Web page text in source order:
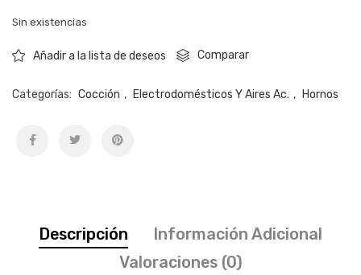
Sin existencias
Añadir a la lista de deseos Comparar
Categorías: Cocción , Electrodomésticos Y Aires Ac. , Hornos
Descripción
Información Adicional
Valoraciones (0)